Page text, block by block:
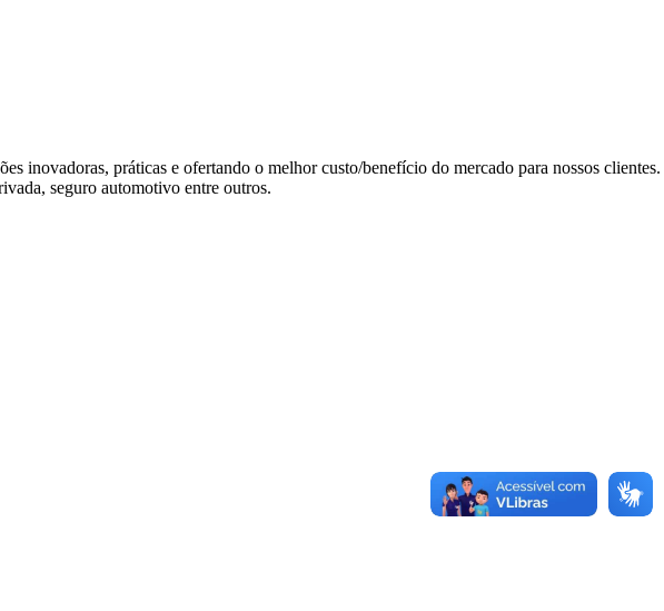
inovadoras, práticas e ofertando o melhor custo/benefício do mercado para nossos clientes.
seguro automotivo entre outros.